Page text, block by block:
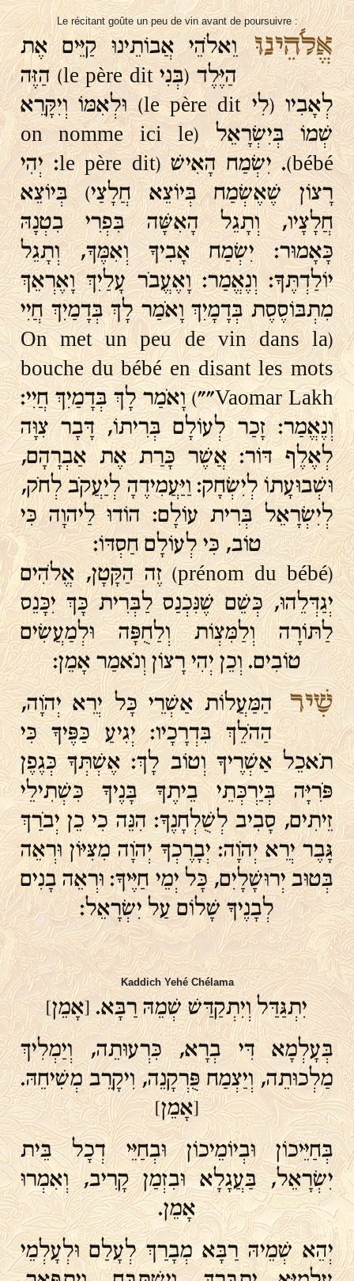
Le récitant goûte un peu de vin avant de poursuivre :
אֱלֹהֵינוּוֵאלֹהֵי אֲבוֹתֵינוּ קַיֵּים אֶת
הַיֶּלֶד (בְּנִי le père dit) הַזֶּה
לְאָבִיו (לִי le père dit) וּלְאִמּוֹ וְיִקָּרֵא
שְׁמוֹ בְּיִשְׂרָאֵל (on nomme ici le
bébé). יִשְׂמַח הָאִישׁ (le père dit: יְהִי
רָצוֹן שֶׁאֶשְׂמַח בְּיוֹצֵא חֲלָצַי) בְּיוֹצֵא
חֲלָצָיו, וְתָגֵל הָאִשָּׁה בִּפְרִי בִטְנָהּ
כָּאָמוּר: יִשְׂמַח אָבִיךָ וְאִמֶּךָ, וְתָגֵל
יוֹלַדְתֶּךָ: וְנֶאֱמַר: וָאֶעֱבֹר עָלַיִךְ וָאֶרְאֵךְ
מִתְבּוֹסֶסֶת בְּדָמָיִךְ וָאֹמַר לָךְ בְּדָמַיִךְ חֲיִי
(On met un peu de vin dans la
bouche du bébé en disant les mots
"Vaomar Lakh") וָאֹמַר לָךְ בְּדָמַיִךְ חֲיִי:
וְנֶאֱמַר: זָכַר לְעוֹלָם בְּרִיתוֹ, דָּבָר צִוָּה
לְאֶלֶף דּוֹר: אֲשֶׁר כָּרַת אֶת אַבְרָהָם,
וּשְׁבוּעָתוֹ לְיִשְׂחָק: וַיַּעֲמִידֶהָ לְיַעֲקֹב לְחֹק,
לְיִשְׂרָאֵל בְּרִית עוֹלָם: הוֹדוּ לַיהוָה כִּי
טוֹב, כִּי לְעוֹלָם חַסְדּוֹ:
(prénom du bébé) זֶה הַקָּטָן, אֱלֹהִים
יְגַדְּלֵהוּ, כְּשֵׁם שֶׁנִּכְנַס לַבְּרִית כָּךְ יִכָּנֵס
לַתּוֹרָה וְלַמִּצְוֹת וְלַחֻפָּה וּלְמַעֲשִׂים
טוֹבִים. וְכֵן יְהִי רָצוֹן וְנֹאמַר אָמֵן:
שִׁירהַמַּעֲלוֹת אַשְׁרֵי כָּל יְרֵא יְהֹוָה,
הַהֹלֵךְ בִּדְרָכָיו: יְגִיעַ כַּפֶּיךָ כִּי
תֹאכֵל אַשְׁרֶיךָ וְטוֹב לָךְ: אֶשְׁתְּךָ כְּגֶפֶן
פֹּרִיָּה בְּיַרְכְּתֵי בֵיתֶךָ בָּנֶיךָ כִּשְׁתִילֵי
זֵיתִים, סָבִיב לְשֻׁלְחָנֶךָ: הִנֵּה כִי כֵן יְבֹרַךְ
גָּבֶר יְרֵא יְהֹוָה: יְבָרֶכְךָ יְהֹוָה מִצִּיּוֹן וּרְאֵה
בְּטוּב יְרוּשָׁלָיִם, כָּל יְמֵי חַיֶּיךָ: וּרְאֵה בָנִים
לְבָנֶיךָ שָׁלוֹם עַל יִשְׂרָאֵל:
Kaddich Yehé Chélama
יִתְגַּדַּל וְיִתְקַדַּשׁ שְׁמֵהּ רַבָּא. [אָמֵן]
בְּעָלְמָא דִּי בְרָא, כִּרְעוּתֵה, וְיַמְלִיךְ
מַלְכוּתֵה, וְיַצְמַח פֻּרְקָנֵה, וִיקָרֵב מְשִׁיחֵהּ.
[אָמֵן]
בְּחַיֵּיכוֹן וּבְיוֹמֵיכוֹן וּבְחַיֵּי דְכָל בֵּית
יִשְׂרָאֵל, בַּעֲגָלָא וּבִזְמַן קָרִיב, וְאִמְרוּ
אָמֵן.
יְהֵא שְׁמֵיהּ רַבָּא מְבָרַךְ לְעָלַם וּלְעָלְמֵי